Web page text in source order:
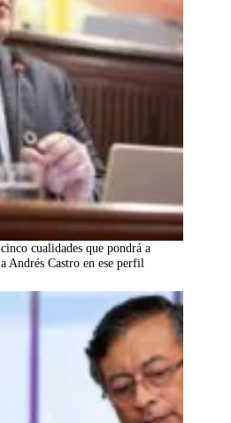
cualidades que pondrá a
Andrés Castro en ese perfil